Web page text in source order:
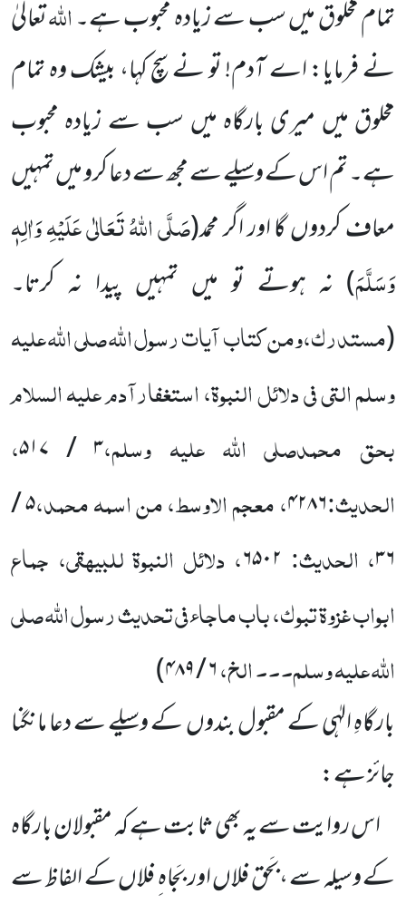
تمام مخلوق میں سب سے زیادہ محبوب ہے۔اللہتعالیٰ
نے فرمایا: اے آدم! تو نے سچ کہا، بیشک وہ تمام
مخلوق میں میری بارگاہ میں سب سے زیادہ محبوب
ہے۔ تم اس کے وسیلے سے مجھ سے دعا کرو میں تمہیں
معاف کردوں گا اور اگر محمد(صَلَّی اللہُ تَعَالٰی عَلَیْہِ وَاٰلِہٖ
وَسَلَّمَ) نہ ہوتے تو میں تمہیں پیدا نہ کرتا۔
(مستدرک،ومن کتاب آیات رسول اللہ صلی اللہ علیہ
وسلم التی فی دلائل النبوۃ، استغفارآدم علیہ السلام
بحق محمدصلی اللہ علیہ وسلم،۳ / ۵۱۷
،
الحدیث:۴۲۸۶، معجم الاوسط، من اسمہ محمد، ۵ /
۳۶، الحدیث: ۶۵۰۲، دلائل النبوۃ للبیہقی، جماع
ابواب غزوۃ تبوک، باب ماجاء فی تحدیث رسول اللہ صلی
اللہ علیہ وسلم۔۔۔ الخ،۶ / ۴۸۹)
بارگاہِ الہٰی کے مقبول بندوں کے وسیلے سے دعا مانگنا
جائز ہے:
اس روایت سے یہ بھی ثابت ہے کہ مقبولان بارگاہ
کے وسیلہ سے ،بَحق فلاں اور بَجاہ ِ فلاں کے الفاظ سے